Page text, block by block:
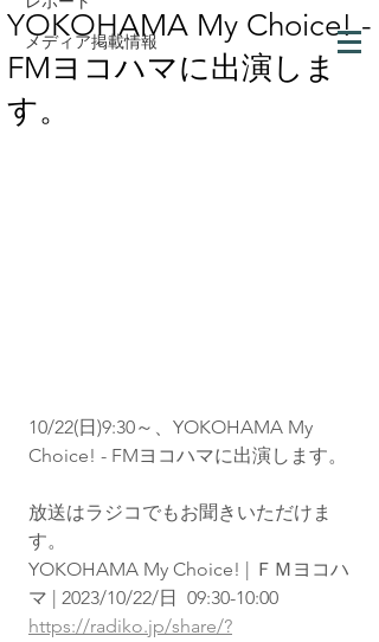
メディア掲載情報
YOKOHAMA My Choice! -
FMヨコハマに出演しま
す。
10/22(日)9:30～、YOKOHAMA My
Choice! - FMヨコハマに出演します。
放送はラジコでもお聞きいただけま
す。
YOKOHAMA My Choice! | ＦＭヨコハ
マ | 2023/10/22/日  09:30-10:00
https://radiko.jp/share/?